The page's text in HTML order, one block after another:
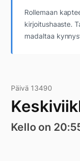
Rollemaan
kirjoitushaaste.
madaltaa
Päivä 13490
Kello on